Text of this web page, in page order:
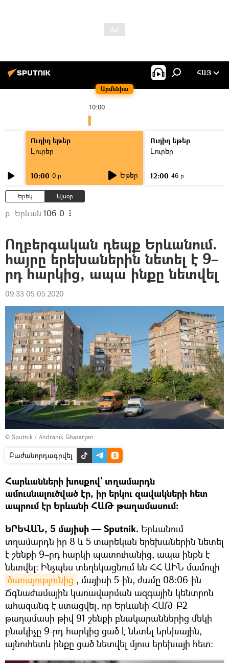
Արմենիա
ՀԱՅ
10:00
Ուղիղ եթեր
Լուրեր
10:00 0 ր Եթեր
Ուղիղ եթեր
Լուրեր
12:00 46 ր
Երեկ Այսօր
ք. Երևան 106.0
Ողբերգական դեպք Երևանում.
հայրը երեխաներին նետել է 9–
րդ հարկից, ապա ինքը նետվել
09:33 05.05.2020
© Sputnik / Andranik Ghazaryan
Բաժանորդագրվել
Հարևանների խոսքով` տղամարդն
ամուսնալուծված էր, իր երկու զավակների հետ
ապրում էր Երևանի ՀԱԹ թաղամասում։
ԵՐԵՎԱՆ, 5 մայիսի — Sputnik. Երևանում
տղամարդն իր 8 և 5 տարեկան երեխաներին նետել
է շենքի 9–րդ հարկի պատուհանից, ապա ինքն է
նետվել։ Ինչպես տեղեկացնում են ՀՀ ԱԻՆ մամուլի
ծառայությունից , մայիսի 5-ին, ժամը 08:06-ին
Ճգնաժամային կառավարման ազգային կենտրոն
ահազանգ է ստացվել, որ Երևանի ՀԱԹ Բ2
թաղամասի թիվ 91 շենքի բնակարաններից մեկի
բնակիչը 9-րդ հարկից ցած է նետել երեխային,
այնուհետև ինքը ցած նետվել մյուս երեխայի հետ: